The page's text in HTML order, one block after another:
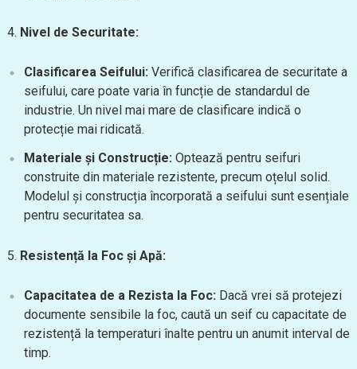
4. Nivel de Securitate:
Clasificarea Seifului: Verifică clasificarea de securitate a
seifului, care poate varia în funcție de standardul de
industrie. Un nivel mai mare de clasificare indică o
protecție mai ridicată.
Materiale și Construcție: Optează pentru seifuri
construite din materiale rezistente, precum oțelul solid.
Modelul și construcția încorporată a seifului sunt esențiale
pentru securitatea sa.
5. Resistență la Foc și Apă:
Capacitatea de a Rezista la Foc: Dacă vrei să protejezi
documente sensibile la foc, caută un seif cu capacitate de
rezistență la temperaturi înalte pentru un anumit interval de
timp.